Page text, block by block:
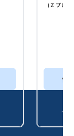
( Ｚ プレミ
他
セ